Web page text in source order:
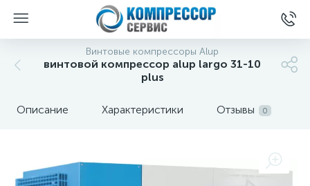
Винтовые компрессоры Alup
винтовой компрессор alup largo 31-10
plus
Описание Характеристики Отзывы 0